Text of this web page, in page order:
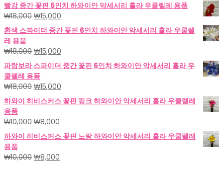
빨강 중간 꽃핀 6인치 하와이안 악세서리 훌라 우쿨렐레 용품
₩18,000 원
래
가
격:
₩18,000.
₩15,000
재
가
₩15,000.
흰색 스파이더 중간 꽃핀 6인치 하와이안 악세서리 훌라 우쿨렐
레 용품
₩18,000 원
래
가
격:
₩18,000.
₩15,000
재
가
₩15,000.
파랑보라 스파이더 중간 꽃핀 6인치 하와이안 악세서리 훌라 우
쿨렐레 용품
₩18,000 원
래
가
격:
₩18,000.
₩15,000
재
가
하와이 히비스커스 꽃핀 핑크 하와이안 악세서리 훌라 우쿨렐레
용품
₩10,000 원
래
가
격:
₩10,000.
₩8,000
재
가
₩8,000.
하와이 히비스커스 꽃핀 노랑 하와이안 악세서리 훌라 우쿨렐레
용품
₩10,000 원
₩8,000